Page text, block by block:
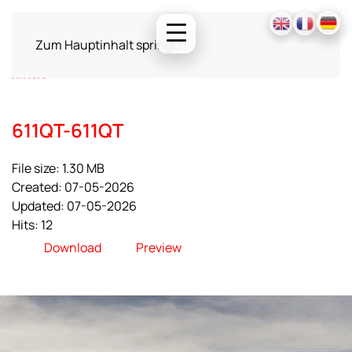
Zum Hauptinhalt springen
611QT-611QT
File size: 1.30 MB
Created: 07-05-2026
Updated: 07-05-2026
Hits: 12
Download
Preview